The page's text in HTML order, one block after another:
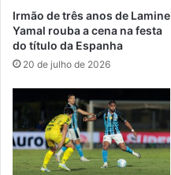
Irmão de três anos de Lamine
Yamal rouba a cena na festa
do título da Espanha
20 de julho de 2026